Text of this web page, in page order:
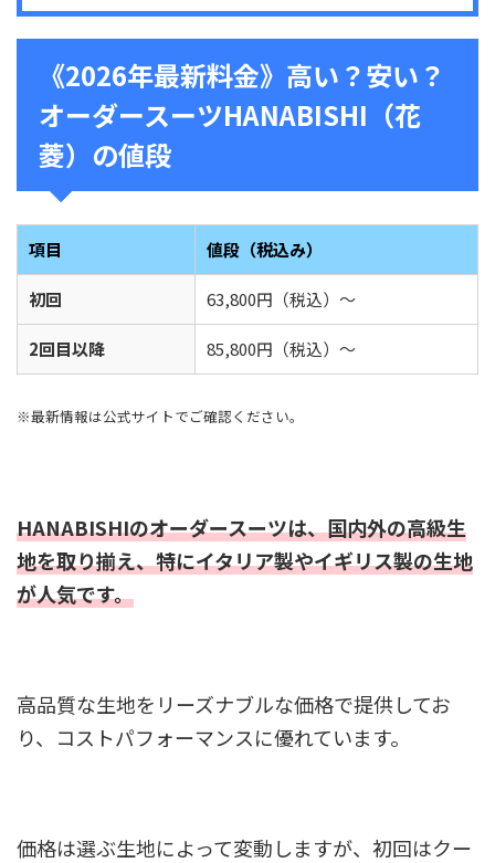
《2026年最新料金》高い？安い？
オーダースーツHANABISHI（花
菱）の値段
項目 値段（税込み）
初回 63,800円（税込）～
2回目以降 85,800円（税込）～
※最新情報は公式サイトでご確認ください。
HANABISHIのオーダースーツは、国内外の高級生
地を取り揃え、特にイタリア製やイギリス製の生地
が人気です。
高品質な生地をリーズナブルな価格で提供してお
り、コストパフォーマンスに優れています。
価格は選ぶ生地によって変動しますが、初回はクー